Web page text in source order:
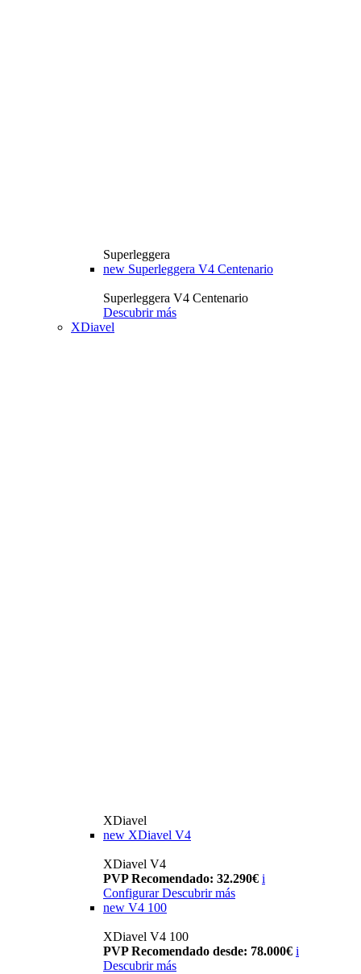
Superleggera
new Superleggera V4 Centenario
Superleggera V4 Centenario
Descubrir más
XDiavel
XDiavel
new XDiavel V4
XDiavel V4
PVP Recomendado: 32.290€ i
Configurar Descubrir más
new V4 100
XDiavel V4 100
PVP Recomendado desde: 78.000€ i
Descubrir más